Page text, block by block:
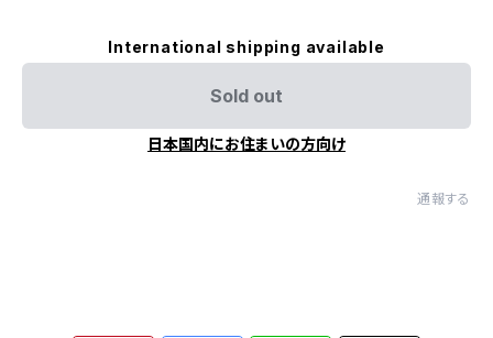
International shipping available
Sold out
日本国内にお住まいの方向け
通報する